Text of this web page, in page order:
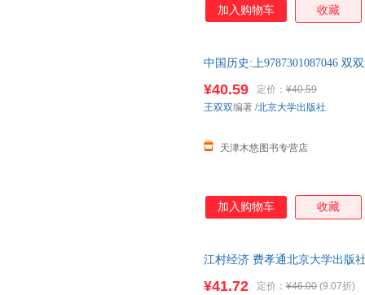
加入购物车 收藏
中国历史:上9787301087046 双
¥40.59 定价： ¥40.59
天津木悠图书专营店
王双双编著 /北京大学出版社
加入购物车 收藏
江村经济 费孝通北京大学出版
¥41.72 定价： ¥46.00 (9.07折)